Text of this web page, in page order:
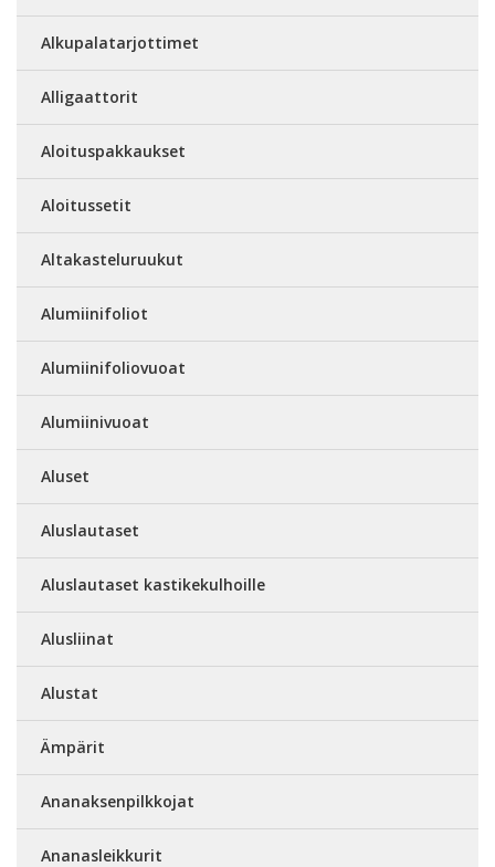
Alkupalatarjottimet
Alligaattorit
Aloituspakkaukset
Aloitussetit
Altakasteluruukut
Alumiinifoliot
Alumiinifoliovuoat
Alumiinivuoat
Aluset
Aluslautaset
Aluslautaset kastikekulhoille
Alusliinat
Alustat
Ämpärit
Ananaksenpilkkojat
Ananasleikkurit